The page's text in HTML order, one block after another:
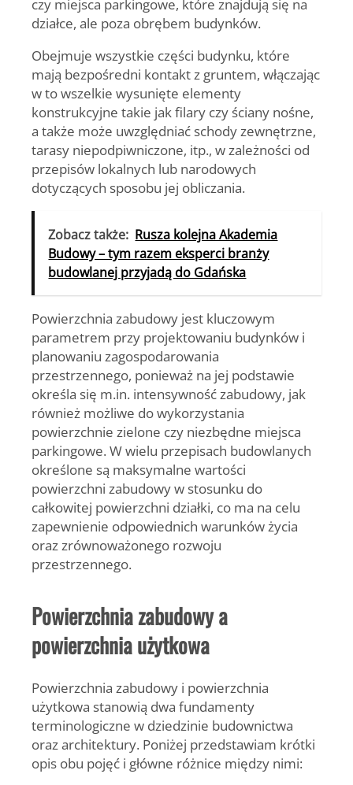
czy miejsca parkingowe, które znajdują się na
działce, ale poza obrębem budynków.
Obejmuje wszystkie części budynku, które
mają bezpośredni kontakt z gruntem, włączając
w to wszelkie wysunięte elementy
konstrukcyjne takie jak filary czy ściany nośne,
a także może uwzględniać schody zewnętrzne,
tarasy niepodpiwniczone, itp., w zależności od
przepisów lokalnych lub narodowych
dotyczących sposobu jej obliczania.
Zobacz także: Rusza kolejna Akademia
Budowy – tym razem eksperci branży
budowlanej przyjadą do Gdańska
Powierzchnia zabudowy jest kluczowym
parametrem przy projektowaniu budynków i
planowaniu zagospodarowania
przestrzennego, ponieważ na jej podstawie
określa się m.in. intensywność zabudowy, jak
również możliwe do wykorzystania
powierzchnie zielone czy niezbędne miejsca
parkingowe. W wielu przepisach budowlanych
określone są maksymalne wartości
powierzchni zabudowy w stosunku do
całkowitej powierzchni działki, co ma na celu
zapewnienie odpowiednich warunków życia
oraz zrównoważonego rozwoju
przestrzennego.
Powierzchnia zabudowy a
powierzchnia użytkowa
Powierzchnia zabudowy i powierzchnia
użytkowa stanowią dwa fundamenty
terminologiczne w dziedzinie budownictwa
oraz architektury. Poniżej przedstawiam krótki
opis obu pojęć i główne różnice między nimi: